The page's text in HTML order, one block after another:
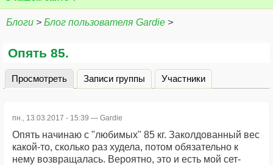
Блоги > Блог пользователя Gardie >
Опять 85.
Главные вкладки
Просмотреть (активная вкладка)
Записи группы Участники
пн., 13.03.2017 - 15:39 — Gardie
Опять начинаю с "любимых" 85 кг. Заколдованный вес
какой-то, сколько раз худела, потом обязательно к
нему возвращалась. Вероятно, это и есть мой сет-